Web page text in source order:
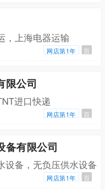
，上海电器运输
网店第1年 百
限公司
进口快递
网店第1年 百
备有限公司
设备，无负压供水设备
网店第1年 百